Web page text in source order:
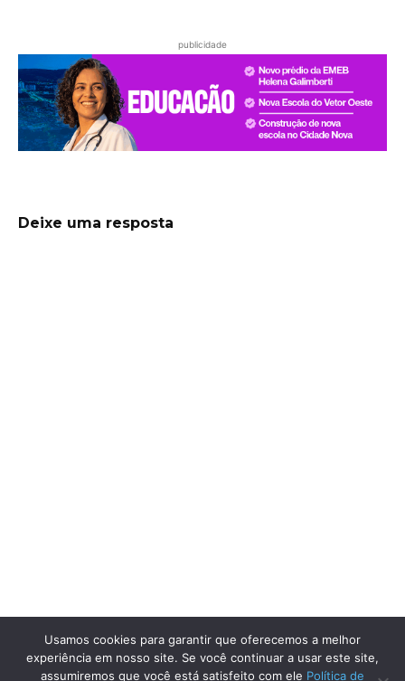
publicidade
Deixe uma resposta
Usamos cookies para garantir que oferecemos a melhor
experiência em nosso site. Se você continuar a usar este site,
assumiremos que você está satisfeito com ele Política de